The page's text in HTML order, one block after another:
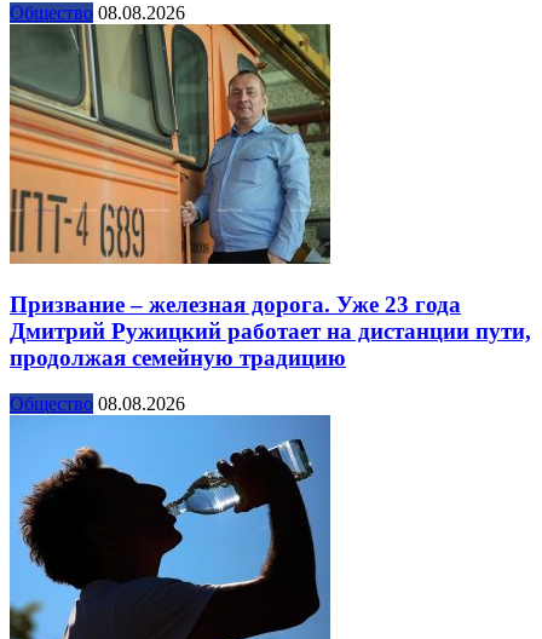
Общество 08.08.2026
Призвание – железная дорога. Уже 23 года
Дмитрий Ружицкий работает на дистанции пути,
продолжая семейную традицию
Общество 08.08.2026